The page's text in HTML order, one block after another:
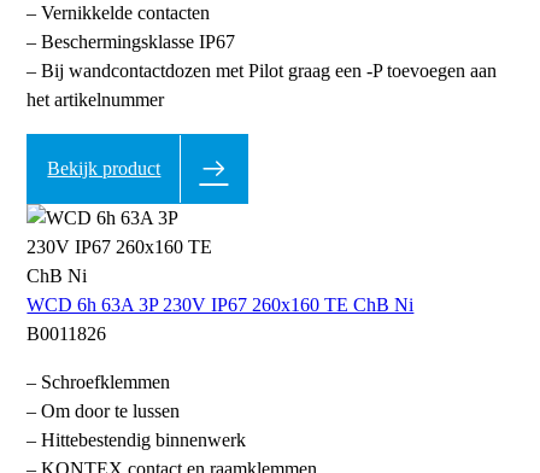
– Vernikkelde contacten
– Beschermingsklasse IP67
– Bij wandcontactdozen met Pilot graag een -P toevoegen aan
het artikelnummer
Bekijk product
WCD 6h 63A 3P 230V IP67 260x160 TE ChB Ni
B0011826
– Schroefklemmen
– Om door te lussen
– Hittebestendig binnenwerk